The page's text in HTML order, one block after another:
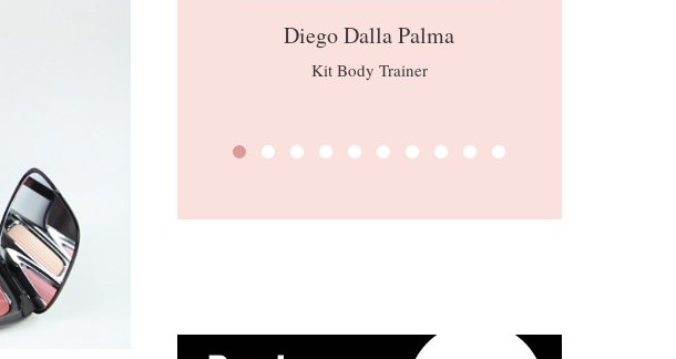
Diego Dalla Palma
Kit Body Trainer